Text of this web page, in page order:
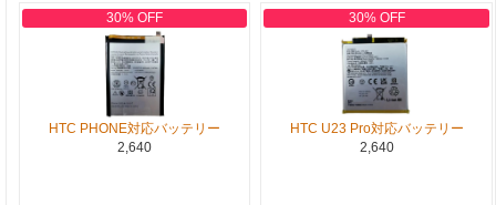
30% OFF
HTC PHONE対応バッテリー
2,640
30% OFF
HTC U23 Pro対応バッテリー
2,640